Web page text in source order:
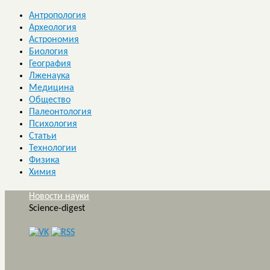
Антропология
Археология
Астрономия
Биология
География
Лженаука
Медицина
Общество
Палеонтология
Психология
Статьи
Технологии
Физика
Химия
Новости науки
Science-digest